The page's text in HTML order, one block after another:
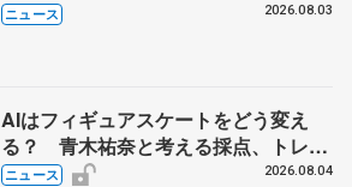
ニュース 2026.08.03
AIはフィギュアスケートをどう変え
る？ 青木祐奈と考える採点、トレー
ニングの未来
ニュース 2026.08.04